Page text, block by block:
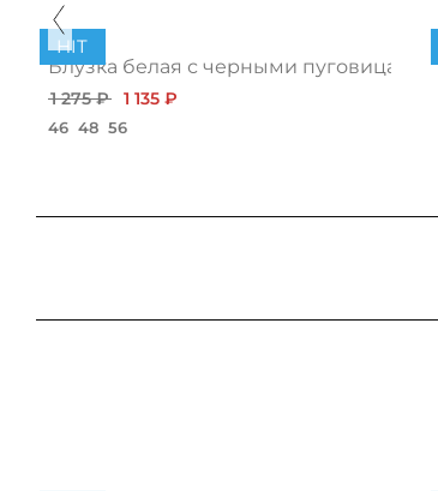
HIT
Блузка белая с черными пуговицами
1 275 ₽ 1 135 ₽
46 48 56